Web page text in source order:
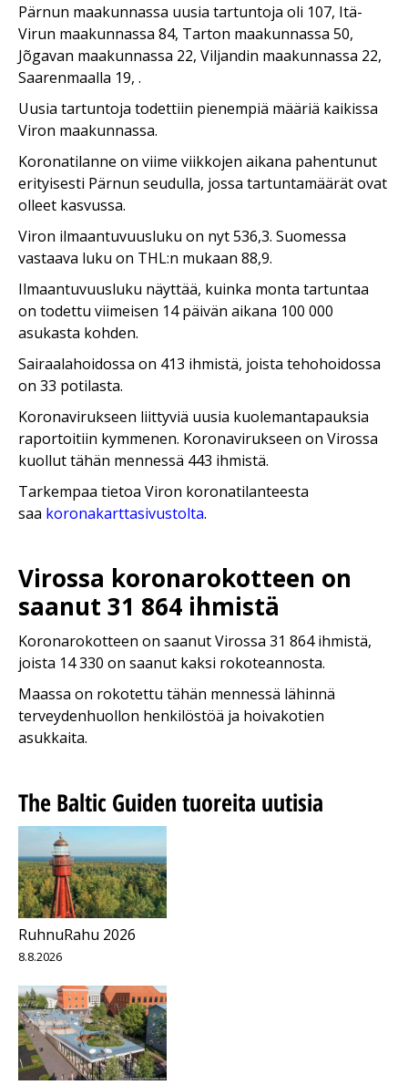
Pärnun maakunnassa uusia tartuntoja oli 107, Itä-
Virun maakunnassa 84, Tarton maakunnassa 50,
Jõgavan maakunnassa 22, Viljandin maakunnassa 22,
Saarenmaalla 19, .
Uusia tartuntoja todettiin pienempiä määriä kaikissa
Viron maakunnassa.
Koronatilanne on viime viikkojen aikana pahentunut
erityisesti Pärnun seudulla, jossa tartuntamäärät ovat
olleet kasvussa.
Viron ilmaantuvuusluku on nyt 536,3. Suomessa
vastaava luku on THL:n mukaan 88,9.
Ilmaantuvuusluku näyttää, kuinka monta tartuntaa
on todettu viimeisen 14 päivän aikana 100 000
asukasta kohden.
Sairaalahoidossa on 413 ihmistä, joista tehohoidossa
on 33 potilasta.
Koronavirukseen liittyviä uusia kuolemantapauksia
raportoitiin kymmenen. Koronavirukseen on Virossa
kuollut tähän mennessä 443 ihmistä.
Tarkempaa tietoa Viron koronatilanteesta
saa koronakarttasivustolta.
Virossa koronarokotteen on
saanut 31 864 ihmistä
Koronarokotteen on saanut Virossa 31 864 ihmistä,
joista 14 330 on saanut kaksi rokoteannosta.
Maassa on rokotettu tähän mennessä lähinnä
terveydenhuollon henkilöstöä ja hoivakotien
asukkaita.
The Baltic Guiden tuoreita uutisia
RuhnuRahu 2026
8.8.2026